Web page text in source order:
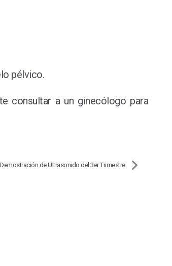
pélvico.
consultar a un ginecólogo para
Demostración de Ultrasonido del 3er Trimestre